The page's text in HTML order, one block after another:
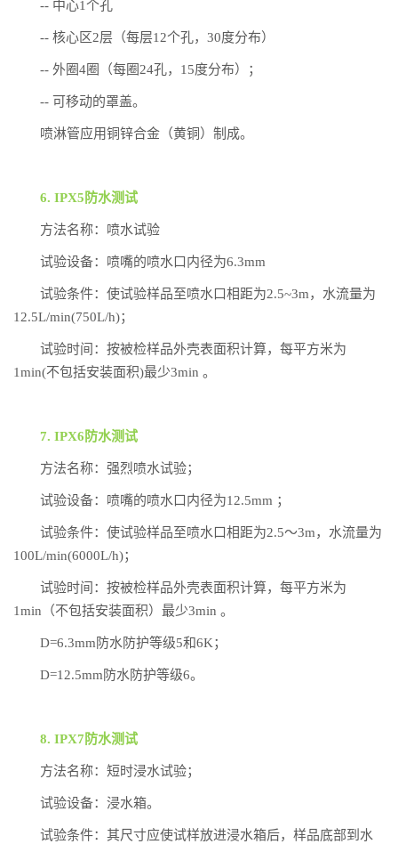
-- 中心1个孔
-- 核心区2层（每层12个孔，30度分布）
-- 外圈4圈（每圈24孔，15度分布）；
-- 可移动的罩盖。
喷淋管应用铜锌合金（黄铜）制成。
6. IPX5防水测试
方法名称：喷水试验
试验设备：喷嘴的喷水口内径为6.3mm
试验条件：使试验样品至喷水口相距为2.5~3m，水流量为
12.5L/min(750L/h)；
试验时间：按被检样品外壳表面积计算，每平方米为
1min(不包括安装面积)最少3min 。
7. IPX6防水测试
方法名称：强烈喷水试验；
试验设备：喷嘴的喷水口内径为12.5mm ；
试验条件：使试验样品至喷水口相距为2.5～3m，水流量为
100L/min(6000L/h)；
试验时间：按被检样品外壳表面积计算，每平方米为
1min（不包括安装面积）最少3min 。
D=6.3mm防水防护等级5和6K；
D=12.5mm防水防护等级6。
8. IPX7防水测试
方法名称：短时浸水试验；
试验设备：浸水箱。
试验条件：其尺寸应使试样放进浸水箱后，样品底部到水